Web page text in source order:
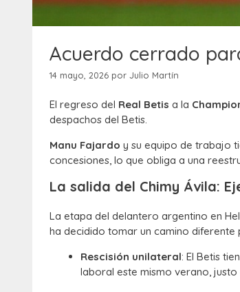
Acuerdo cerrado
14 mayo, 2026 por Julio Martín
El regreso del Real Betis a la
despachos del Betis.
Manu Fajardo y su equipo de trabajo
concesiones, lo que obliga a una
La salida del Chimy Ávila:
La etapa del delantero argentino en
ha decidido tomar un camino diferente
Rescisión unilateral: El Betis
laboral este mismo verano,